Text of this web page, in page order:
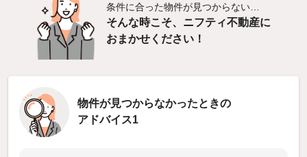
条件に合った物件が見つからない…
そんな時こそ、ニフティ不動産に
おまかせください！
物件が見つからなかったときの
アドバイス1